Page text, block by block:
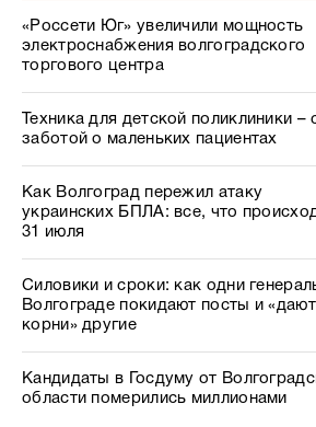
«Россети Юг» увеличили мощность
электроснабжения волгоградского
торгового центра
Техника для детской поликлиники –
заботой о маленьких пациентах
Как Волгоград пережил атаку
украинских БПЛА: все, что
31 июля
Силовики и сроки: как одни
Волгограде покидают посты и «дают
корни» другие
Кандидаты в Госдуму от
области померились миллионами